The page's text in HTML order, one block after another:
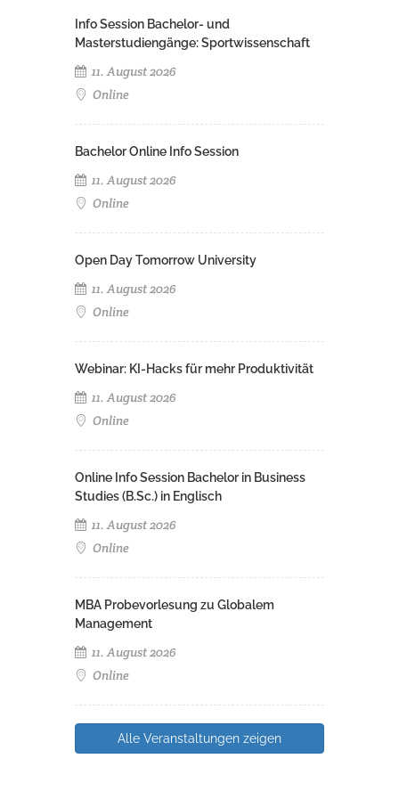
Info Session Bachelor- und
Masterstudiengänge: Sportwissenschaft
11. August 2026
Online
Bachelor Online Info Session
11. August 2026
Online
Open Day Tomorrow University
11. August 2026
Online
Webinar: KI-Hacks für mehr Produktivität
11. August 2026
Online
Online Info Session Bachelor in Business
Studies (B.Sc.) in Englisch
11. August 2026
Online
MBA Probevorlesung zu Globalem
Management
11. August 2026
Online
Alle Veranstaltungen zeigen